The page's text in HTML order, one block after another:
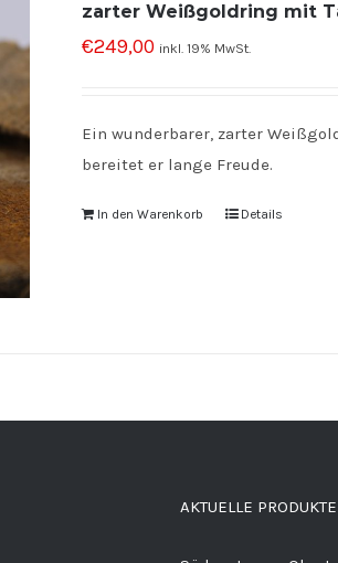
zarter Weißgoldring mit
€249,00 inkl. 19% MwSt.
Ein wunderbarer, zarter
bereitet er lange Freude.
In den Warenkorb Details
AKTUELLE PRODUKTE